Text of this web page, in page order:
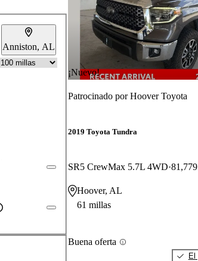
Anniston, AL
¡Nuevo!
Patrocinado porHoover Toyota
2019 Toyota Tundra
SR5 CrewMax 5.7L 4WD
Hoover, AL
61 millas
Buena oferta
El